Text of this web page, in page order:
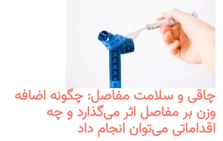
چاقی و سلامت مفاصل: چگونه اضافه
وزن بر مفاصل اثر می‌گذارد و چه
اقداماتی می‌توان انجام داد